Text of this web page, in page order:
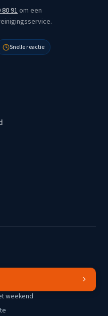
80 91om een
Snelle reactie
weekend